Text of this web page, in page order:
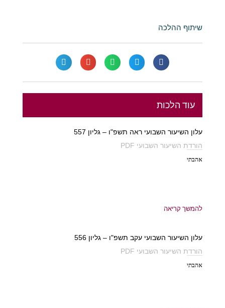
שיתוף ההלכה
עוד הלכות
עלון השיעור השבועי ראה תשפ"ו – גליון 557
הורדת השיעור השבועי PDF
אהבתי
להמשך קריאה
עלון השיעור השבועי עקב תשפ"ו – גליון 556
הורדת השיעור השבועי PDF
אהבתי